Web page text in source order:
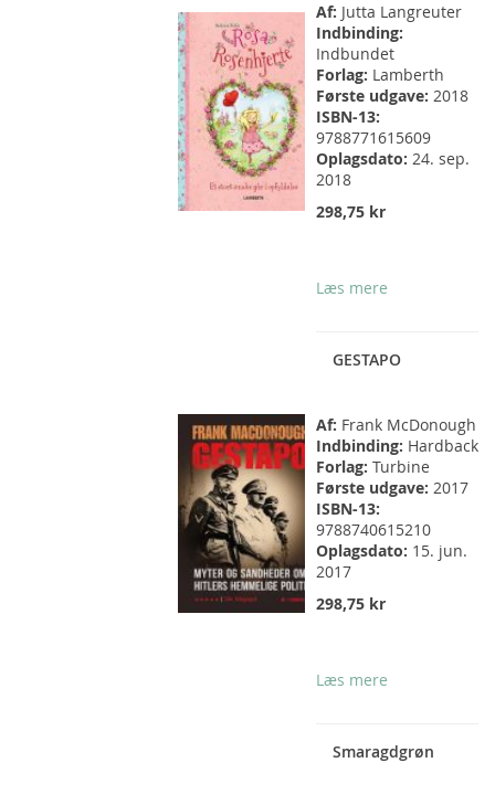
Af: Jutta Langreuter
Indbinding:
Indbundet
Forlag: Lamberth
Første udgave: 2018
ISBN-13:
9788771615609
Oplagsdato: 24. sep.
2018
298,75 kr
Læs mere
GESTAPO
Af: Frank McDonough
Indbinding: Hardback
Forlag: Turbine
Første udgave: 2017
ISBN-13:
9788740615210
Oplagsdato: 15. jun.
2017
298,75 kr
Læs mere
Smaragdgrøn